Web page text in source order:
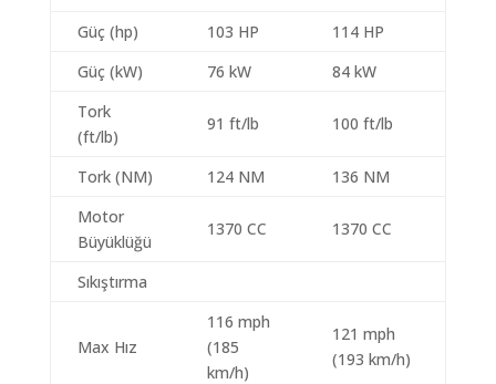
Güç (hp) 103 HP
114 HP
Güç (kW)
76 kW
84 kW
Tork
(ft/lb)
91 ft/lb 100 ft/lb
Tork (NM) 124 NM
136 NM
Motor
Büyüklüğü
1370 CC 1370 CC
Sıkıştırma
Max Hız
116 mph
(185
km/h)
121 mph
(193 km/h)